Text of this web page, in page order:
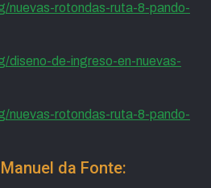
nuevas-rotondas-ruta-8-pando-
diseno-de-ingreso-en-nuevas-
nuevas-rotondas-ruta-8-pando-
da Fonte: